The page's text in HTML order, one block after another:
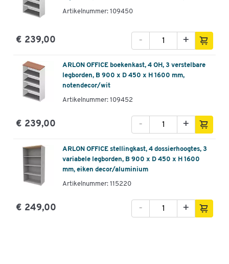
Artikelnummer: 109450
€ 239,00 +
-
ARLON OFFICE boekenkast, 4 OH, 3 verstelbare
legborden, B 900 x D 450 x H 1600 mm,
notendecor/wit
Artikelnummer: 109452
€ 239,00 +
-
ARLON OFFICE stellingkast, 4 dossierhoogtes, 3
variabele legborden, B 900 x D 450 x H 1600
mm, eiken decor/aluminium
Artikelnummer: 115220
€ 249,00 +
-